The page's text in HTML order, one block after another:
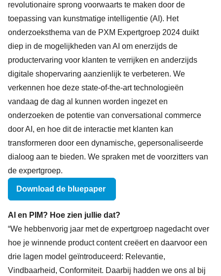
revolutionaire sprong voorwaarts te maken door de
toepassing van kunstmatige intelligentie (AI). Het
onderzoeksthema van de PXM Expertgroep 2024 duikt
diep in de mogelijkheden van AI om enerzijds de
productervaring voor klanten te verrijken en anderzijds
digitale shopervaring aanzienlijk te verbeteren. We
verkennen hoe deze state-of-the-art technologieën
vandaag de dag al kunnen worden ingezet en
onderzoeken de potentie van conversational commerce
door AI, en hoe dit de interactie met klanten kan
transformeren door een dynamische, gepersonaliseerde
dialoog aan te bieden. We spraken met de voorzitters van
de expertgroep.
Download de bluepaper
AI en PIM? Hoe zien jullie dat?
“We hebbenvorig jaar met de expertgroep nagedacht over
hoe je winnende product content creëert en daarvoor een
drie lagen model geïntroduceerd: Relevantie,
Vindbaarheid, Conformiteit. Daarbij hadden we ons al bij